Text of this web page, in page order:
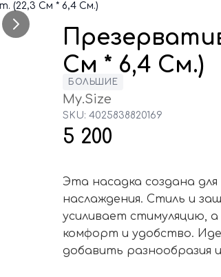
(22,3 См * 6,4 См.)
См * 6,4 См.)
БОЛЬШИЕ
My.Size
SKU: 4025838820169
5 200
Эта насадка создана
наслаждения. Стиль и
усиливает стимуляцию,
комфорт и удобство.
добавить разнообразия